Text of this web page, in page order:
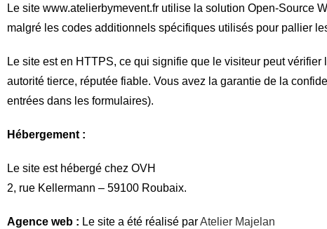
Le site www.atelierbymevent.fr utilise la solution Open-Source
malgré les codes additionnels spécifiques utilisés pour pallier
Le site est en HTTPS, ce qui signifie que le visiteur peut
autorité tierce, réputée fiable. Vous avez la garantie de la
entrées dans les formulaires).
Hébergement :
Le site est hébergé chez OVH
2, rue Kellermann – 59100 Roubaix.
Agence web : Le site a été réalisé parAtelier Majelan